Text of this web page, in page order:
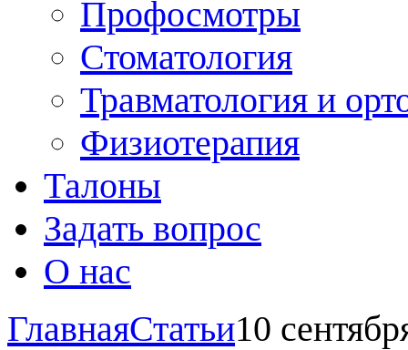
Профосмотры
Стоматология
Травматология и
Физиотерапия
Талоны
Задать вопрос
О нас
ГлавнаяСтатьи10